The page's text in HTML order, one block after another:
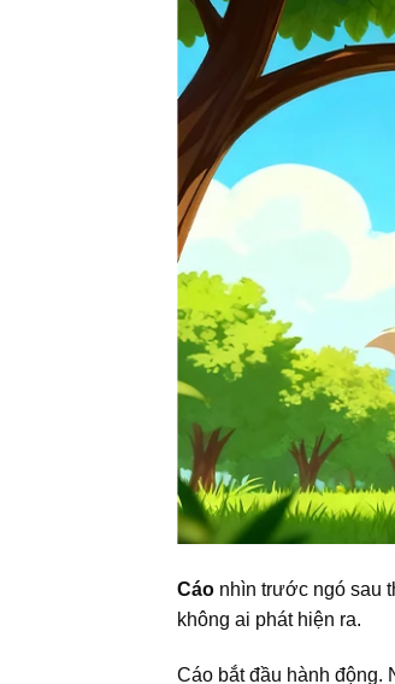
Cáo nhìn trước ngó sau
không ai phát hiện ra.
Cáo bắt đầu hành động.